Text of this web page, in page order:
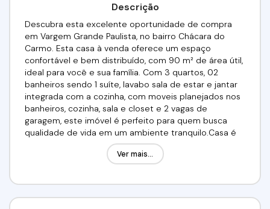
Descrição
Descubra esta excelente oportunidade de compra
em Vargem Grande Paulista, no bairro Chácara do
Carmo. Esta casa à venda oferece um espaço
confortável e bem distribuído, com 90 m² de área útil,
ideal para você e sua família. Com 3 quartos, 02
banheiros sendo 1 suíte, lavabo sala de estar e jantar
integrada com a cozinha, com moveis planejados nos
banheiros, cozinha, sala e closet e 2 vagas de
garagem, este imóvel é perfeito para quem busca
qualidade de vida em um ambiente tranquilo.Casa é
em condomínio fechado, de 15 casas, com uma
localização privilegiada proporciona fácil acesso a
Ver mais...